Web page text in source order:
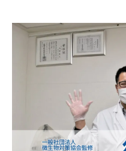
• 効果的なカビ対策
• まとめと今後のス
世良 秀雄-カビ